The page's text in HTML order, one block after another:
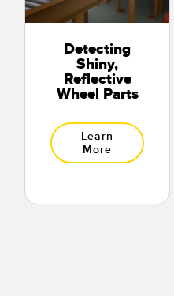
Detecting
Shiny,
Reflective
Wheel Parts
Learn
More